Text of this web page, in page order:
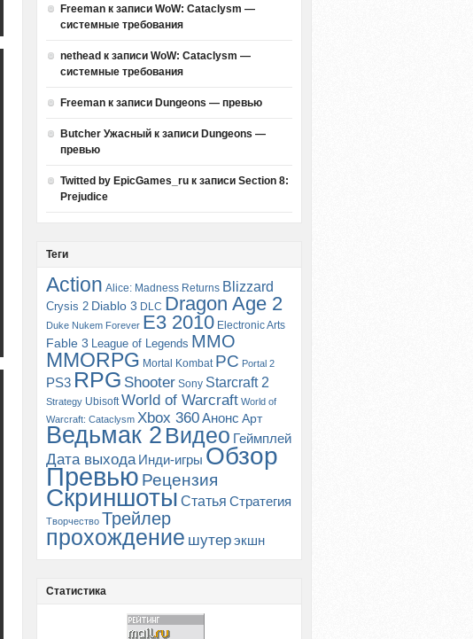
Freeman к записи WoW: Cataclysm —
системные требования
nethead к записи WoW: Cataclysm —
системные требования
Freeman к записи Dungeons — превью
Butcher Ужасный к записи Dungeons —
превью
Twitted by EpicGames_ru к записи Section 8:
Prejudice
Теги
Action Alice: Madness Returns Blizzard
Crysis 2 Diablo 3 DLC Dragon Age 2
Duke Nukem Forever E3 2010 Electronic Arts
Fable 3 League of Legends MMO
MMORPG Mortal Kombat PC Portal 2
PS3 RPG Shooter Sony Starcraft 2
Strategy Ubisoft World of Warcraft World of
Warcraft: Cataclysm Xbox 360Анонс Арт
Ведьмак 2 Видео Геймплей
Дата выхода Инди-игры Обзор
Превью Рецензия
Скриншоты Статья Стратегия
Творчество Трейлер
прохождение шутерэкшн
Статистика